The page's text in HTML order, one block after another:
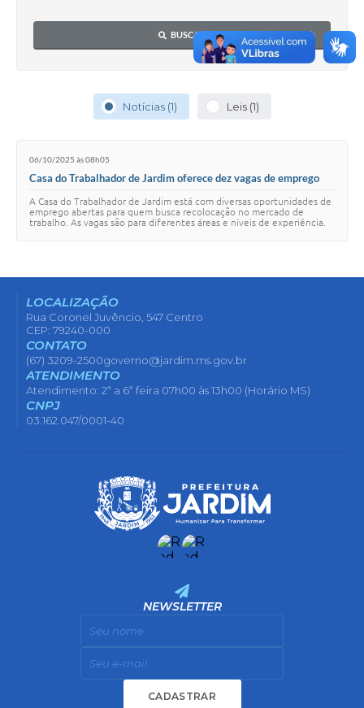
BUSCAR
Notícias (1) Leis (1)
06/10/2025 às 08h05
Casa do Trabalhador de Jardim oferece dez vagas de emprego
A Casa do Trabalhador de Jardim está com diversas oportunidades de
emprego abertas para quem busca recolocação no mercado de
trabalho. As vagas são para diferentes áreas e níveis de experiência.
LOCALIZAÇÃO
Rua Coronel Juvêncio, 547 Centro
CEP: 79240-000
CONTATO
(67) 3209-2500governo@jardim.ms.gov.br
ATENDIMENTO
Atendimento: 2ª a 6ª feira 07h00 às 13h00 (Horário MS)
CNPJ
03.162.047/0001-40
NEWSLETTER
CADASTRAR